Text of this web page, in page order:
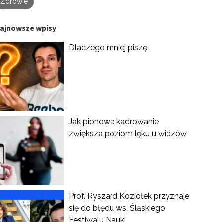
wpisy
Dlaczego mniej piszę
Jak pionowe kadrowanie
zwiększa poziom lęku u widzów
Prof. Ryszard Koziołek przyznaje
się do błędu ws. Śląskiego
Festiwalu Nauki